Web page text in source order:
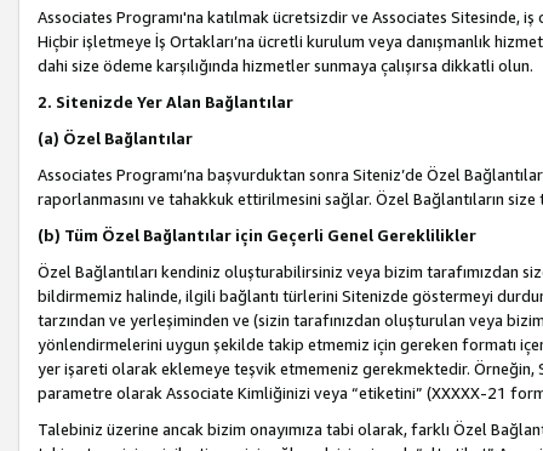
Associates Programı'na katılmak ücretsizdir ve Associates Sitesinde,
Hiçbir işletmeye İş Ortakları’na ücretli kurulum veya danışmanlık
dahi size ödeme karşılığında hizmetler sunmaya çalışırsa dikkatli olun.
2. Sitenizde Yer Alan Bağlantılar
(a) Özel Bağlantılar
Associates Programı’na başvurduktan sonra Siteniz’de Özel
raporlanmasını ve tahakkuk ettirilmesini sağlar. Özel Bağlantıların
(b) Tüm Özel Bağlantılar için Geçerli Genel Gereklilikler
Özel Bağlantıları kendiniz oluşturabilirsiniz veya bizim tarafımızdan
bildirmemiz halinde, ilgili bağlantı türlerini Sitenizde göstermeyi
tarzından ve yerleşiminden ve (sizin tarafınızdan oluşturulan veya
yönlendirmelerini uygun şekilde takip etmemiz için gereken formatı
yer işareti olarak eklemeye teşvik etmemeniz gerekmektedir. Örneğin,
parametre olarak Associate Kimliğinizi veya “etiketini” (XXXXX-21
Talebiniz üzerine ancak bizim onayımıza tabi olarak, farklı Özel